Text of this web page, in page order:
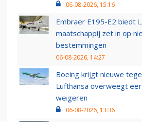
06-08-2026, 15:16
Embraer E195-E2 biedt
maatschappij zet in op
bestemmingen
06-08-2026, 14:27
Boeing krijgt nieuwe
Lufthansa overweegt
weigeren
06-08-2026, 13:36